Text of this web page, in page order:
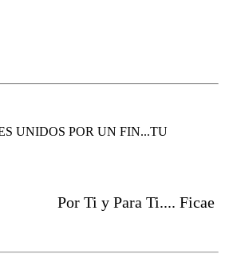
UNIDOS POR UN FIN...TU
Por Ti y Para Ti.... Ficae